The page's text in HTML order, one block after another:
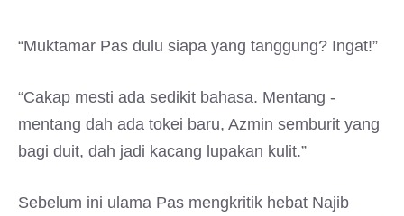
“Muktamar Pas dulu siapa yang tanggung? Ingat!”
“Cakap mesti ada sedikit bahasa. Mentang -
mentang dah ada tokei baru, Azmin semburit yang
bagi duit, dah jadi kacang lupakan kulit.”
Sebelum ini ulama Pas mengkritik hebat Najib